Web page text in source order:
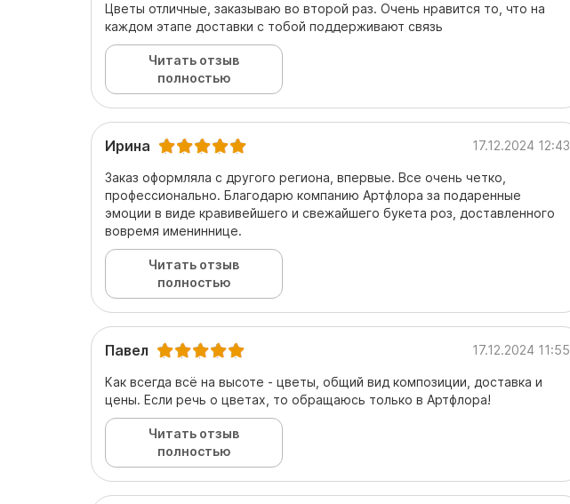
Цветы отличные, заказываю во второй раз. Очень нравится то, что на
каждом этапе доставки с тобой поддерживают связь
Читать отзыв
полностью
Ирина 17.12.2024 12:43
Заказ оформляла с другого региона, впервые. Все очень четко,
профессионально. Благодарю компанию Артфлора за подаренные
эмоции в виде кравивейшего и свежайшего букета роз, доставленного
вовремя имениннице.
Читать отзыв
полностью
Павел 17.12.2024 11:55
Как всегда всё на высоте - цветы, общий вид композиции, доставка и
цены. Если речь о цветах, то обращаюсь только в Артфлора!
Читать отзыв
полностью